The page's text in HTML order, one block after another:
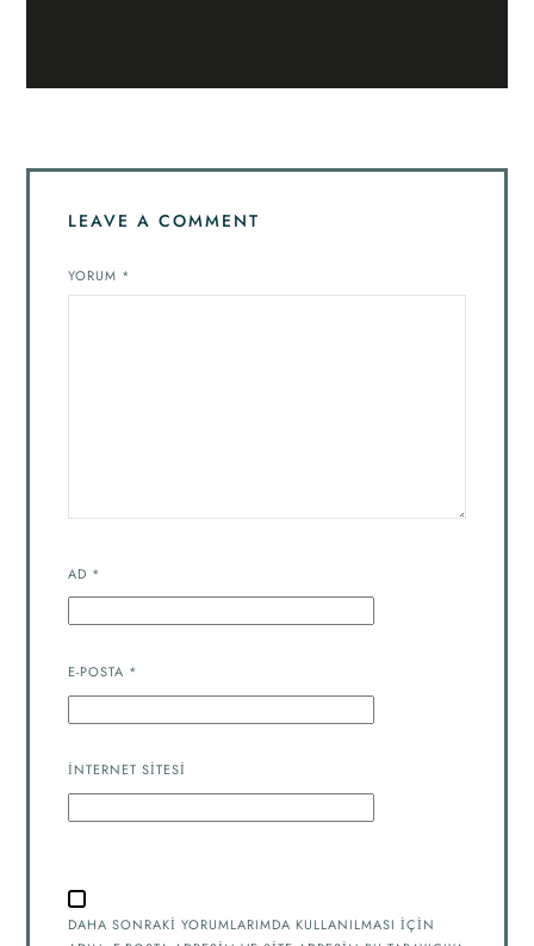
LEAVE A COMMENT
YORUM *
AD *
E-POSTA *
İNTERNET SITESI
DAHA SONRAKI YORUMLARIMDA KULLANILMASI IÇIN